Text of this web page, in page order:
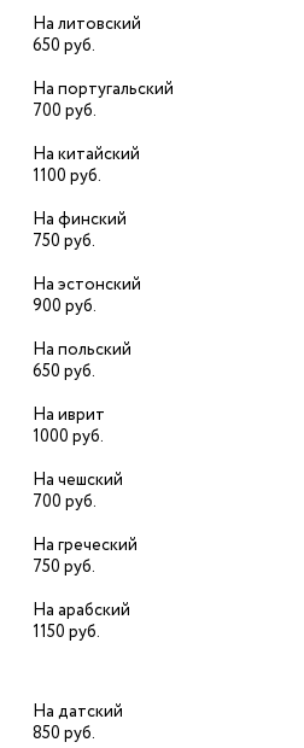
На литовский
650 руб.
На португальский
700 руб.
На китайский
1100 руб.
На финский
750 руб.
На эстонский
900 руб.
На польский
650 руб.
На иврит
1000 руб.
На чешский
700 руб.
На греческий
750 руб.
На арабский
1150 руб.
На датский
850 руб.